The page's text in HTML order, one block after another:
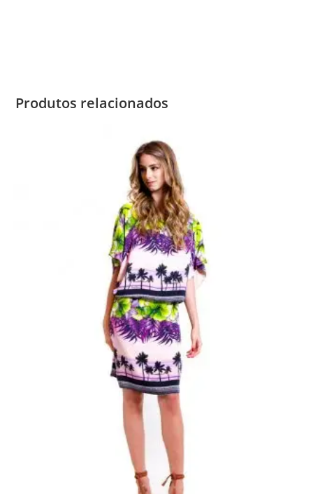
Produtos relacionados